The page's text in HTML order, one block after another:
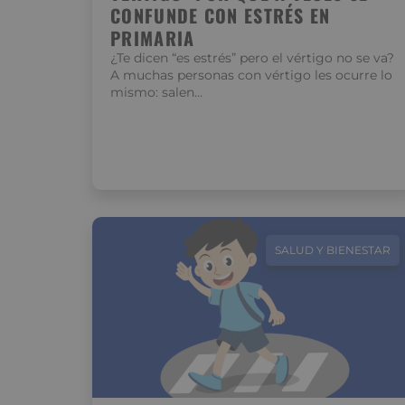
CONFUNDE CON ESTRÉS EN
PRIMARIA
¿Te dicen “es estrés” pero el vértigo no se va?
A muchas personas con vértigo les ocurre lo
mismo: salen…
SALUD Y BIENESTAR